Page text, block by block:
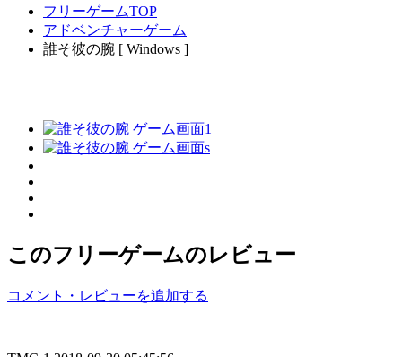
フリーゲームTOP
アドベンチャーゲーム
誰そ彼の腕 [ Windows ]
このフリーゲームのレビュー
コメント・レビューを追加する